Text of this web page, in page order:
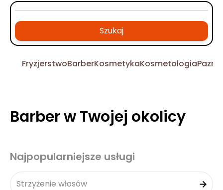
Szukaj
FryzjerstwoBarberKosmetykaKosmetologia
Barber w Twojej okolicy
Najpopularniejsze usługi
Strzyżenie włosów